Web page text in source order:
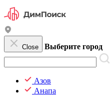
Close Выберите город
Азов
Анапа